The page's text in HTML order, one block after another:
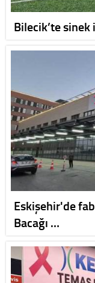
Bilecik’te
Eskişehir'de
Bacağı …